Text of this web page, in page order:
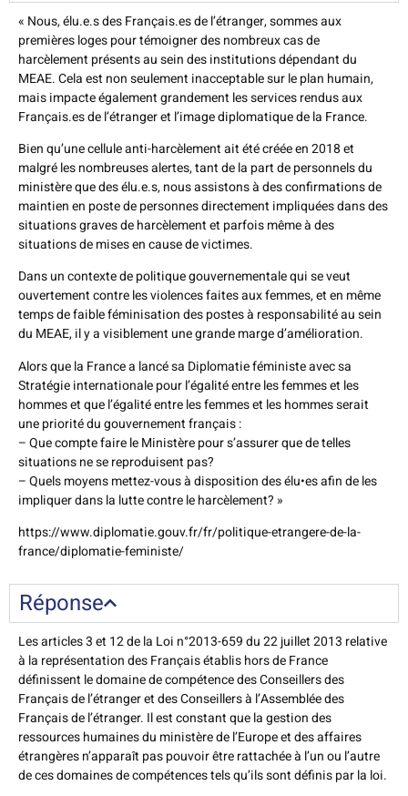
« Nous, élu.e.s des Français.es de l’étranger, sommes aux
premières loges pour témoigner des nombreux cas de
harcèlement présents au sein des institutions dépendant du
MEAE. Cela est non seulement inacceptable sur le plan humain,
mais impacte également grandement les services rendus aux
Français.es de l’étranger et l’image diplomatique de la France.
Bien qu’une cellule anti-harcèlement ait été créée en 2018 et
malgré les nombreuses alertes, tant de la part de personnels du
ministère que des élu.e.s, nous assistons à des confirmations de
maintien en poste de personnes directement impliquées dans des
situations graves de harcèlement et parfois même à des
situations de mises en cause de victimes.
Dans un contexte de politique gouvernementale qui se veut
ouvertement contre les violences faites aux femmes, et en même
temps de faible féminisation des postes à responsabilité au sein
du MEAE, il y a visiblement une grande marge d’amélioration.
Alors que la France a lancé sa Diplomatie féministe avec sa
Stratégie internationale pour l’égalité entre les femmes et les
hommes et que l’égalité entre les femmes et les hommes serait
une priorité du gouvernement français :
– Que compte faire le Ministère pour s’assurer que de telles
situations ne se reproduisent pas?
– Quels moyens mettez-vous à disposition des élu•es afin de les
impliquer dans la lutte contre le harcèlement? »
https://www.diplomatie.gouv.fr/fr/politique-etrangere-de-la-
france/diplomatie-feministe/
Réponse
Les articles 3 et 12 de la Loi n°2013-659 du 22 juillet 2013 relative
à la représentation des Français établis hors de France
définissent le domaine de compétence des Conseillers des
Français de l’étranger et des Conseillers à l’Assemblée des
Français de l’étranger. Il est constant que la gestion des
ressources humaines du ministère de l’Europe et des affaires
étrangères n’apparaît pas pouvoir être rattachée à l’un ou l’autre
de ces domaines de compétences tels qu’ils sont définis par la loi.